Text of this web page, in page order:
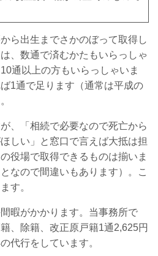
ら出生までさかのぼって取得し
、数通で済むかたもいらっしゃ
通以上の方もいらっしゃいま
1通で足ります（通常は平成の
、「相続で必要なので死亡から
しい」と窓口で言えば大抵は担
役場で取得できるものは揃いま
なので間違いもあります）。こ
す。
暇がかかります。当事務所で
、除籍、改正原戸籍1通2,625円
代行をしています。